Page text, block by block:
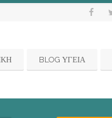
BLOG ΥΓΕΙΑ